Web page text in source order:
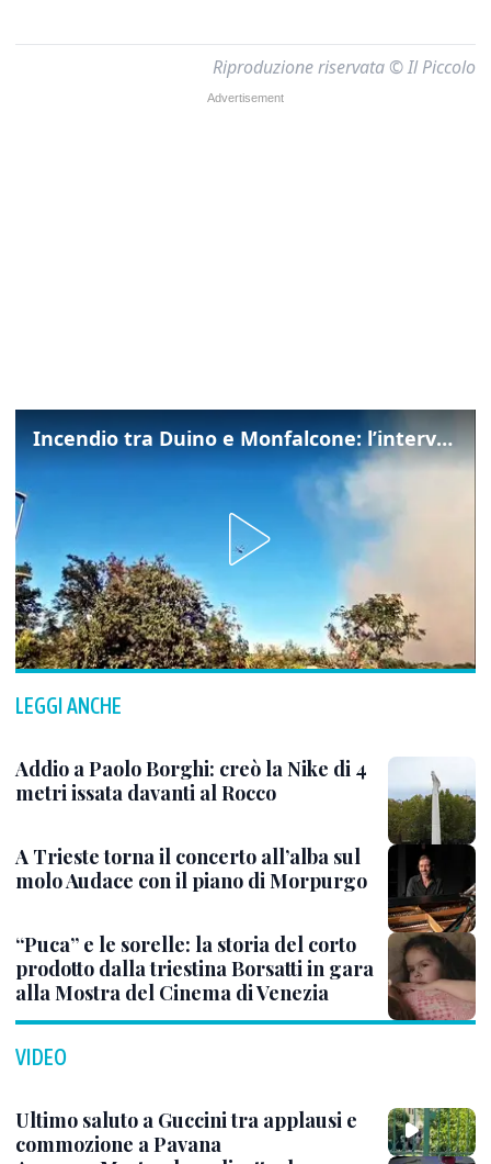
Riproduzione riservata © Il Piccolo
Incendio tra Duino e Monfalcone: l’intervento dei vigili del fuoco
LEGGI ANCHE
Addio a Paolo Borghi: creò la Nike di 4
metri issata davanti al Rocco
A Trieste torna il concerto all’alba sul
molo Audace con il piano di Morpurgo
“Puca” e le sorelle: la storia del corto
prodotto dalla triestina Borsatti in gara
alla Mostra del Cinema di Venezia
VIDEO
Ultimo saluto a Guccini tra applausi e
commozione a Pavana